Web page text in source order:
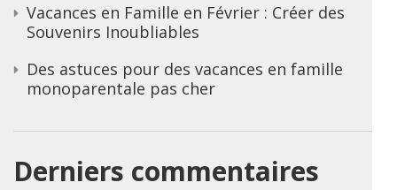
Vacances en Famille en Février : Créer des
Souvenirs Inoubliables
Des astuces pour des vacances en famille
monoparentale pas cher
Derniers commentaires